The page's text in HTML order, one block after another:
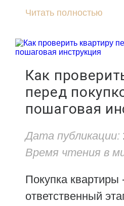
Читать полностью
Как
перед
пошаговая
Дата публикации:
Время чтения в
Покупка
ответственный